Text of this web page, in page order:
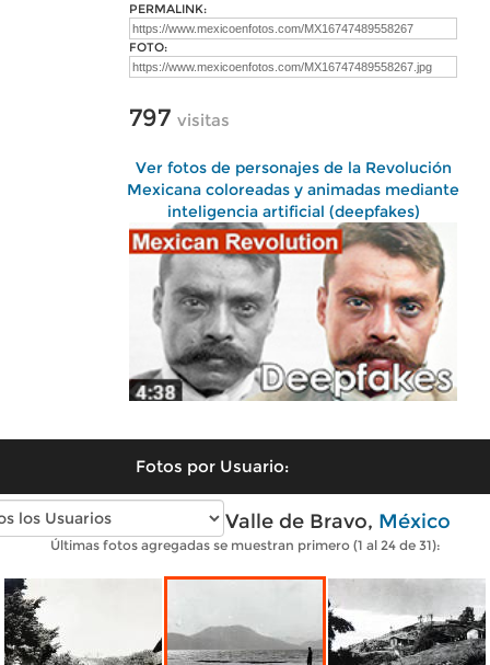
PERMALINK:
FOTO:
797 visitas
Ver fotos de personajes de la Revolución
Mexicana coloreadas y animadas mediante
inteligencia artificial (deepfakes)
Fotos por Usuario:
Fotos antiguas de Valle de Bravo, México
Últimas fotos agregadas se muestran primero (1 al 24 de 31):